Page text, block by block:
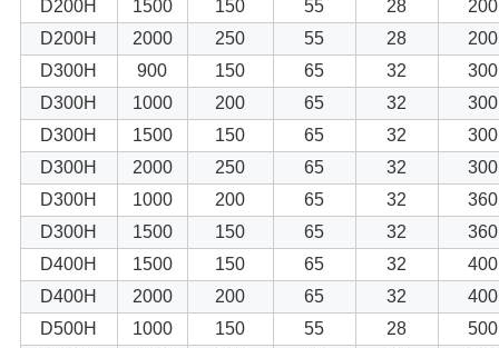
D200H 1500 150 55 28
200
D200H
2000 250 55 28
200
D300H
900 150 65 32
300
D300H
1000 200 65 32
300
D300H
1500 150 65 32
300
D300H
2000 250 65 32
300
D300H
1000 200 65 32
360
D300H
1500 150 65 32
360
D400H
1500 150 65 32
400
D400H
2000 200 65 32
400
D500H
1000 150 55 28
500